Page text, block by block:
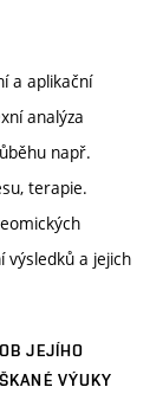
a aplikační
analýza
např.
terapie.
výsledků a jejich
JEJÍHO
VÝUKY